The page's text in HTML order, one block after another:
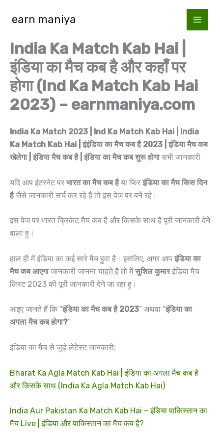
earn maniya
India Ka Match Kab Hai |
इंडिया का मैच कब है और कहाँ पर
होगा (Ind Ka Match Kab Hai
2023) – earnmaniya.com
India Ka Match 2023 | Ind Ka Match Kab Hai | India
Ka Match Kab Hai | इंइंडिया का मैच कब है 2023 | इंडिया मैच कब
खेलेगा | इंडिया मैच कब है | इंडिया का मैच कब शुरू होगासभी जानकारी
यदि आप इंटरनेट पर भारत का मैच कब हैया फिर इंडिया का मैच किस दिन
हैजैसे जानकारी सर्च कर रहे हैं तो इस पेज पर बने रहे।
इस पेज पर भारत क्रिकेट मैच कब है और किसके साथ है पूरी जानकारी देने
वाला हु।
हाल ही में इंडिया का कई सारे मैच हुवा है। इसलिए, अगर आप इंडिया का
मैच कब आएगाजानकारी जानना चाहते है तो मेंसुशिल कुमारइंडिया मैच
लिस्ट 2023 की पूरी जानकारी देने जा रहा हु।
आइए जानते हैं कि “इंडिया का मैच कब है 2023” अथवा “इंडिया का
अगला मैच कब होगा?“
इंडिया का मैच से जुड़े लेटेस्ट जानकारी:
Bharat Ka Agla Match Kab Hai | इंडिया का अगला मैच कब है
और किसके साथ (India Ka Agla Match Kab Hai)
India Aur Pakistan Ka Match Kab Hai – इंडिया पाकिस्तान का
मैच Live | इंडिया और पाकिस्तान का मैच कब है?